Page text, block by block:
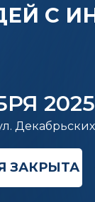
С
Декабрьских
ЗАКРЫТА